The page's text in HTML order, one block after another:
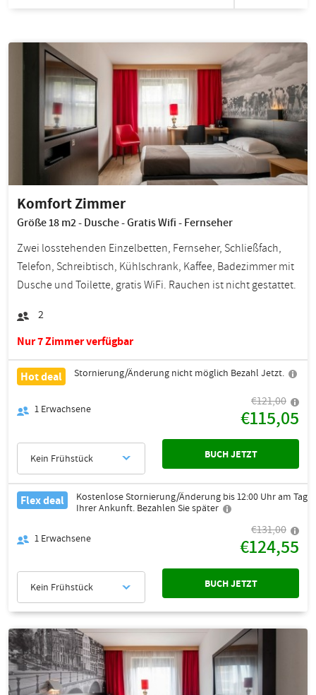
Komfort Zimmer
Größe 18 m2 - Dusche - Gratis Wifi - Fernseher
Zwei losstehenden Einzelbetten, Fernseher, Schließfach,
Telefon, Schreibtisch, Kühlschrank, Kaffee, Badezimmer mit
Dusche und Toilette, gratis WiFi. Rauchen ist nicht gestattet.
2
Nur 7 Zimmer verfügbar
Hot deal Stornierung/Änderung nicht möglich Bezahl Jetzt.
1 Erwachsene
€121,00
€115,05
Kein Frühstück BUCH JETZT
Flex deal
Kostenlose Stornierung/Änderung bis 12:00 Uhr am Tag
Ihrer Ankunft. Bezahlen Sie später
1 Erwachsene
€131,00
€124,55
Kein Frühstück BUCH JETZT